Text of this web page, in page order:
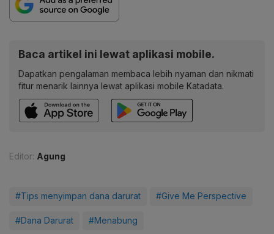
Baca artikel ini lewat aplikasi mobile.
Dapatkan pengalaman membaca lebih nyaman dan nikmati
fitur menarik lainnya lewat aplikasi mobile Katadata.
Editor: Agung
#Tips menyimpan dana darurat #Give Me Perspective
#Dana Darurat #Menabung